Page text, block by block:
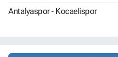
Antalyaspor - Kocaelispor